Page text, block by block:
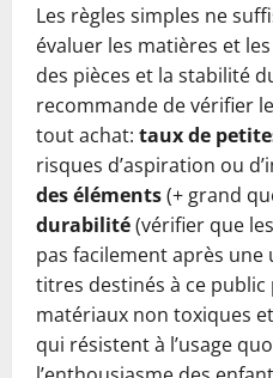
Les règles simples ne
évaluer les matières et
des pièces et la stabilité
recommande de vérifier
tout achat: taux de
risques d’aspiration ou
des éléments(+ grand
durabilité(vérifier que
pas facilement après une
titres destinés à ce public
matériaux non toxiques
qui résistent à l’usage